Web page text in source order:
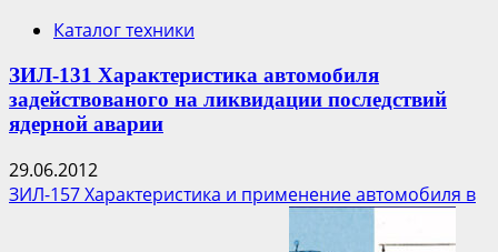
Каталог техники
ЗИЛ-131 Характеристика автомобиля
задействованого на ликвидации последствий
ядерной аварии
29.06.2012
ЗИЛ-157 Характеристика и применение автомобиля в